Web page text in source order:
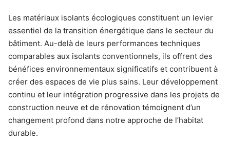
Les matériaux isolants écologiques constituent un levier
essentiel de la transition énergétique dans le secteur du
bâtiment. Au-delà de leurs performances techniques
comparables aux isolants conventionnels, ils offrent des
bénéfices environnementaux significatifs et contribuent à
créer des espaces de vie plus sains. Leur développement
continu et leur intégration progressive dans les projets de
construction neuve et de rénovation témoignent d’un
changement profond dans notre approche de l’habitat
durable.